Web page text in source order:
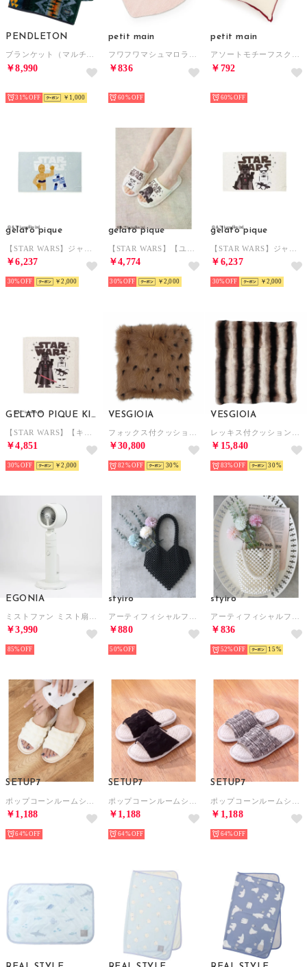
PENDLETON
ブランケット（マルチカラー） （WILDLAND HEROES）
￥8,990
31% ￥1,000
petit main
フワフワマシュマロラグマット/LG （ピンク）
￥836
60%
petit main
アソートモチーフスクウェアクッション/LG （ピンク）
￥792
60%
gelato pique
￥6,237
30% ￥2,000
gelato pique
￥4,774
30% ￥2,000
gelato pique
￥6,237
30% ￥2,000
GELATO PIQUE KIDS & BABY
￥4,851
30% ￥2,000
VESGIOIA
￥30,800
82% 30
VESGIOIA
￥15,840
83% 30
EGONIA
￥3,990
85%
styiro
￥880
50%
styiro
￥836
52% 15
SETUP7
￥1,188
64%
SETUP7
￥1,188
64%
SETUP7
￥1,188
64%